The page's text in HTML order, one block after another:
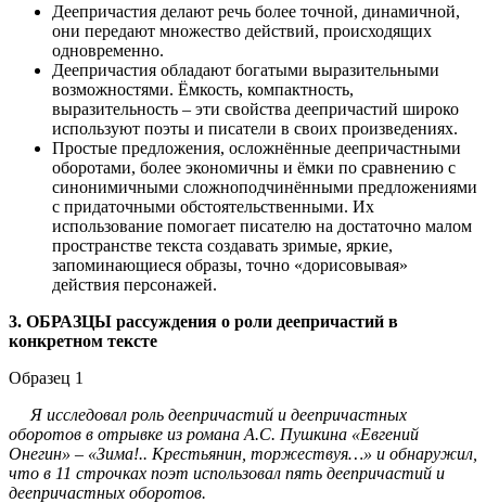
Деепричастия делают речь более точной, динамичной,
они передают множество действий, происходящих
одновременно.
Деепричастия обладают богатыми выразительными
возможностями. Ёмкость, компактность,
выразительность – эти свойства деепричастий широко
используют поэты и писатели в своих произведениях.
Простые предложения, осложнённые деепричастными
оборотами, более экономичны и ёмки по сравнению с
синонимичными сложноподчинёнными предложениями
с придаточными обстоятельственными. Их
использование помогает писателю на достаточно малом
пространстве текста создавать зримые, яркие,
запоминающиеся образы, точно «дорисовывая»
действия персонажей.
3. ОБРАЗЦЫ рассуждения о роли деепричастий в
конкретном тексте
Образец 1
Я исследовал роль деепричастий и деепричастных
оборотов в отрывке из романа А.С. Пушкина «Евгений
Онегин» – «Зима!.. Крестьянин, торжествуя…» и обнаружил,
что в 11 строчках поэт использовал пять деепричастий и
деепричастных оборотов.